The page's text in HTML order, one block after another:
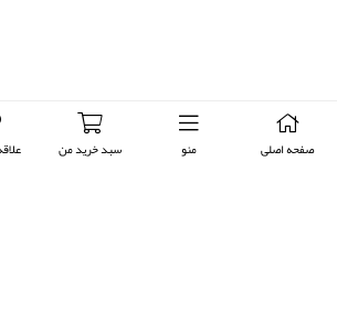
صفحه اصلی منو سبد خرید من